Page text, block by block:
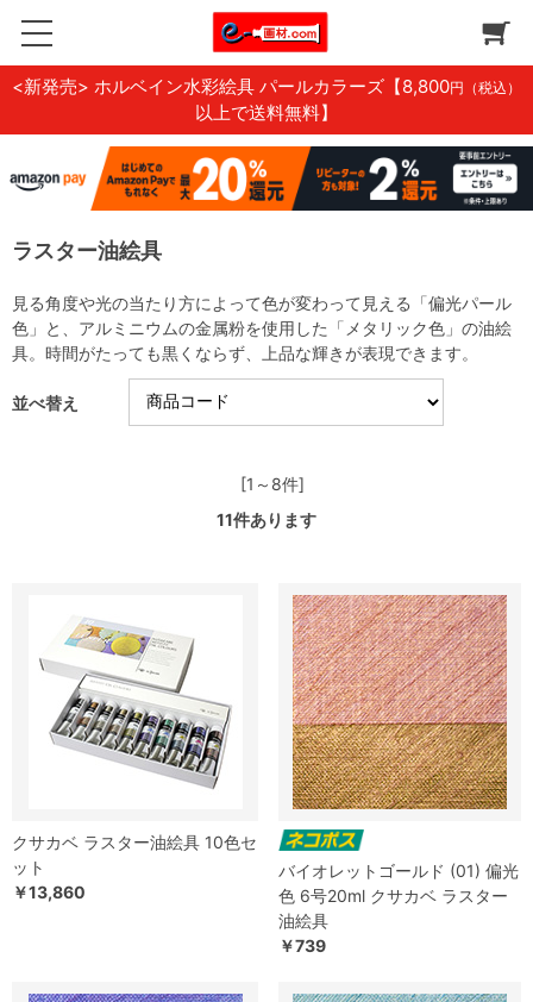
<新発売> ホルベイン水彩絵具 パールカラーズ 【8,800円（税込）
以上で送料無料】
ラスター油絵具
見る角度や光の当たり方によって色が変わって見える「偏光パール
色」と、アルミニウムの金属粉を使用した「メタリック色」の油絵
具。時間がたっても黒くならず、上品な輝きが表現できます。
並べ替え
[1～8件]
11件あります
クサカベ ラスター油絵具 10色セ
ット
￥13,860
バイオレットゴールド (01) 偏光
色 6号20ml クサカベ ラスター
油絵具
￥739